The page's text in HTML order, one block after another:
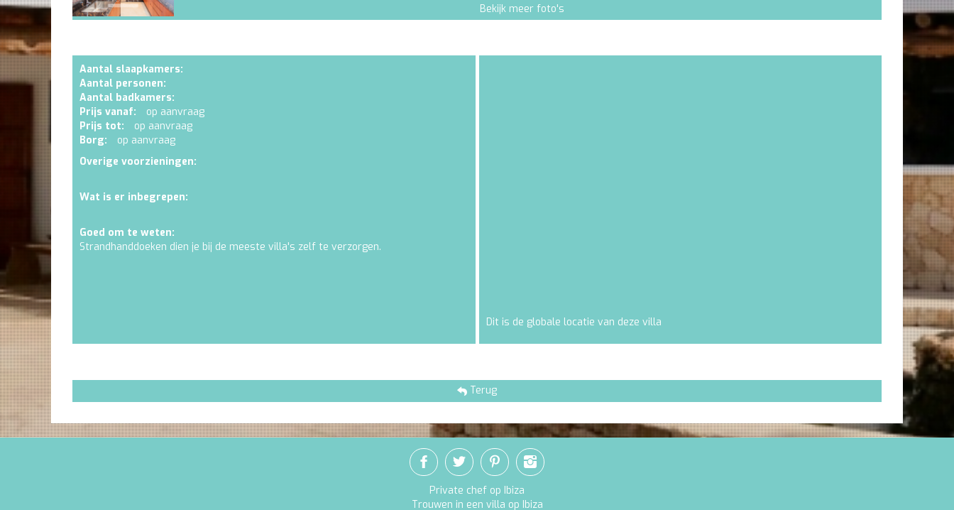
Bekijk meer foto's
Aantal slaapkamers:
Aantal personen:
Aantal badkamers:
Prijs vanaf:
op aanvraag
Prijs tot:
op aanvraag
Borg:
op aanvraag
Overige voorzieningen:
Wat is er inbegrepen:
Goed om te weten:
Strandhanddoeken dien je bij de meeste villa's zelf te verzorgen.
Dit is de globale locatie van deze villa
Terug
Private chef op Ibiza
Trouwen in een villa op Ibiza